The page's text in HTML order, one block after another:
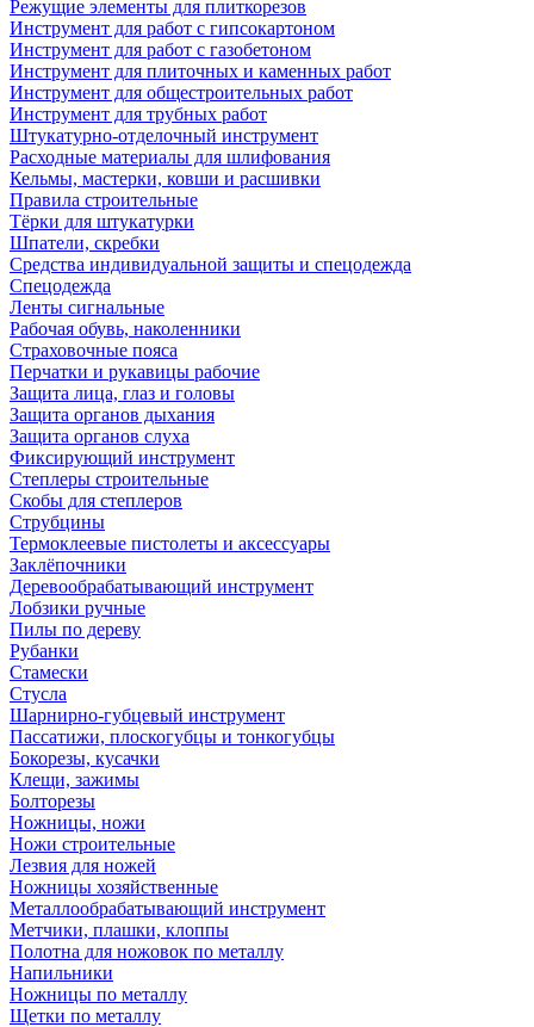
Режущие элементы для плиткорезов
Инструмент для работ с гипсокартоном
Инструмент для работ с газобетоном
Инструмент для плиточных и каменных работ
Инструмент для общестроительных работ
Инструмент для трубных работ
Штукатурно-отделочный инструмент
Расходные материалы для шлифования
Кельмы, мастерки, ковши и расшивки
Правила строительные
Тёрки для штукатурки
Шпатели, скребки
Средства индивидуальной защиты и спецодежда
Спецодежда
Ленты сигнальные
Рабочая обувь, наколенники
Страховочные пояса
Перчатки и рукавицы рабочие
Защита лица, глаз и головы
Защита органов дыхания
Защита органов слуха
Фиксирующий инструмент
Степлеры строительные
Скобы для степлеров
Струбцины
Термоклеевые пистолеты и аксессуары
Заклёпочники
Деревообрабатывающий инструмент
Лобзики ручные
Пилы по дереву
Рубанки
Стамески
Стусла
Шарнирно-губцевый инструмент
Пассатижи, плоскогубцы и тонкогубцы
Бокорезы, кусачки
Клещи, зажимы
Болторезы
Ножницы, ножи
Ножи строительные
Лезвия для ножей
Ножницы хозяйственные
Металлообрабатывающий инструмент
Метчики, плашки, клоппы
Полотна для ножовок по металлу
Напильники
Ножницы по металлу
Щетки по металлу